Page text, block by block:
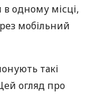
в одному місці,
мобільний
такі
огляд про